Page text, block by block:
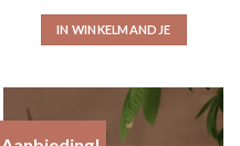
5
IN WINKELMANDJE